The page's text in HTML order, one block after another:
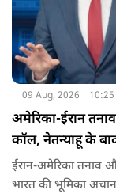
09 Aug, 2026
अमेरिका-ईरान
कॉल, नेतन्याहू के
ईरान-अमेरिका तनाव
भारत की भूमिका